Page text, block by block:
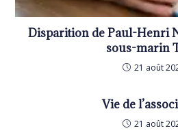
Disparition de Paul-Henri
sous-marin
21 août
Vie de
21 août